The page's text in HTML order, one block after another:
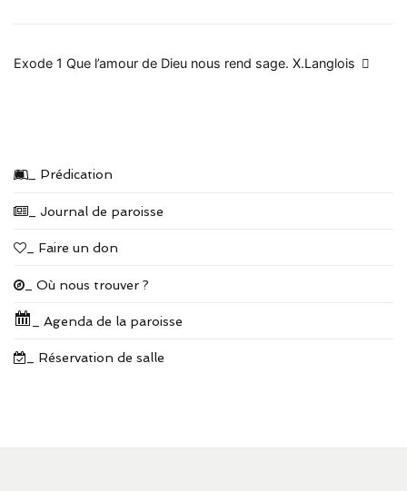
Navigation
Exode 1 Que l’amour de Dieu nous rend sage. X.Langlois
_ Prédication
_ Journal de paroisse
_ Faire un don
_ Où nous trouver ?
_ Agenda de la paroisse
_ Réservation de salle